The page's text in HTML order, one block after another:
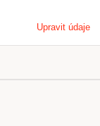
Upravit údaje